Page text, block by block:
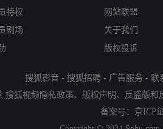
特权
剧场
网站联盟
关于我们
版权投诉
搜狐影音 - 搜狐招聘 - 广告服务 - 联
搜狐视频隐私政策、 版权声明 、 反盗版和
备案号： 京ICP